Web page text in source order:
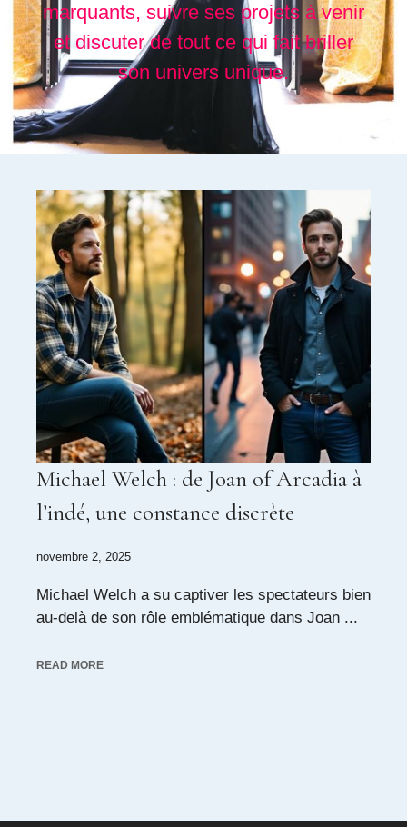
marquants, suivre ses projets à venir
et discuter de tout ce qui fait briller
son univers unique.
Michael Welch : de Joan of Arcadia à
l’indé, une constance discrète
novembre 2, 2025
Michael Welch a su captiver les spectateurs bien
au-delà de son rôle emblématique dans Joan ...
READ MORE